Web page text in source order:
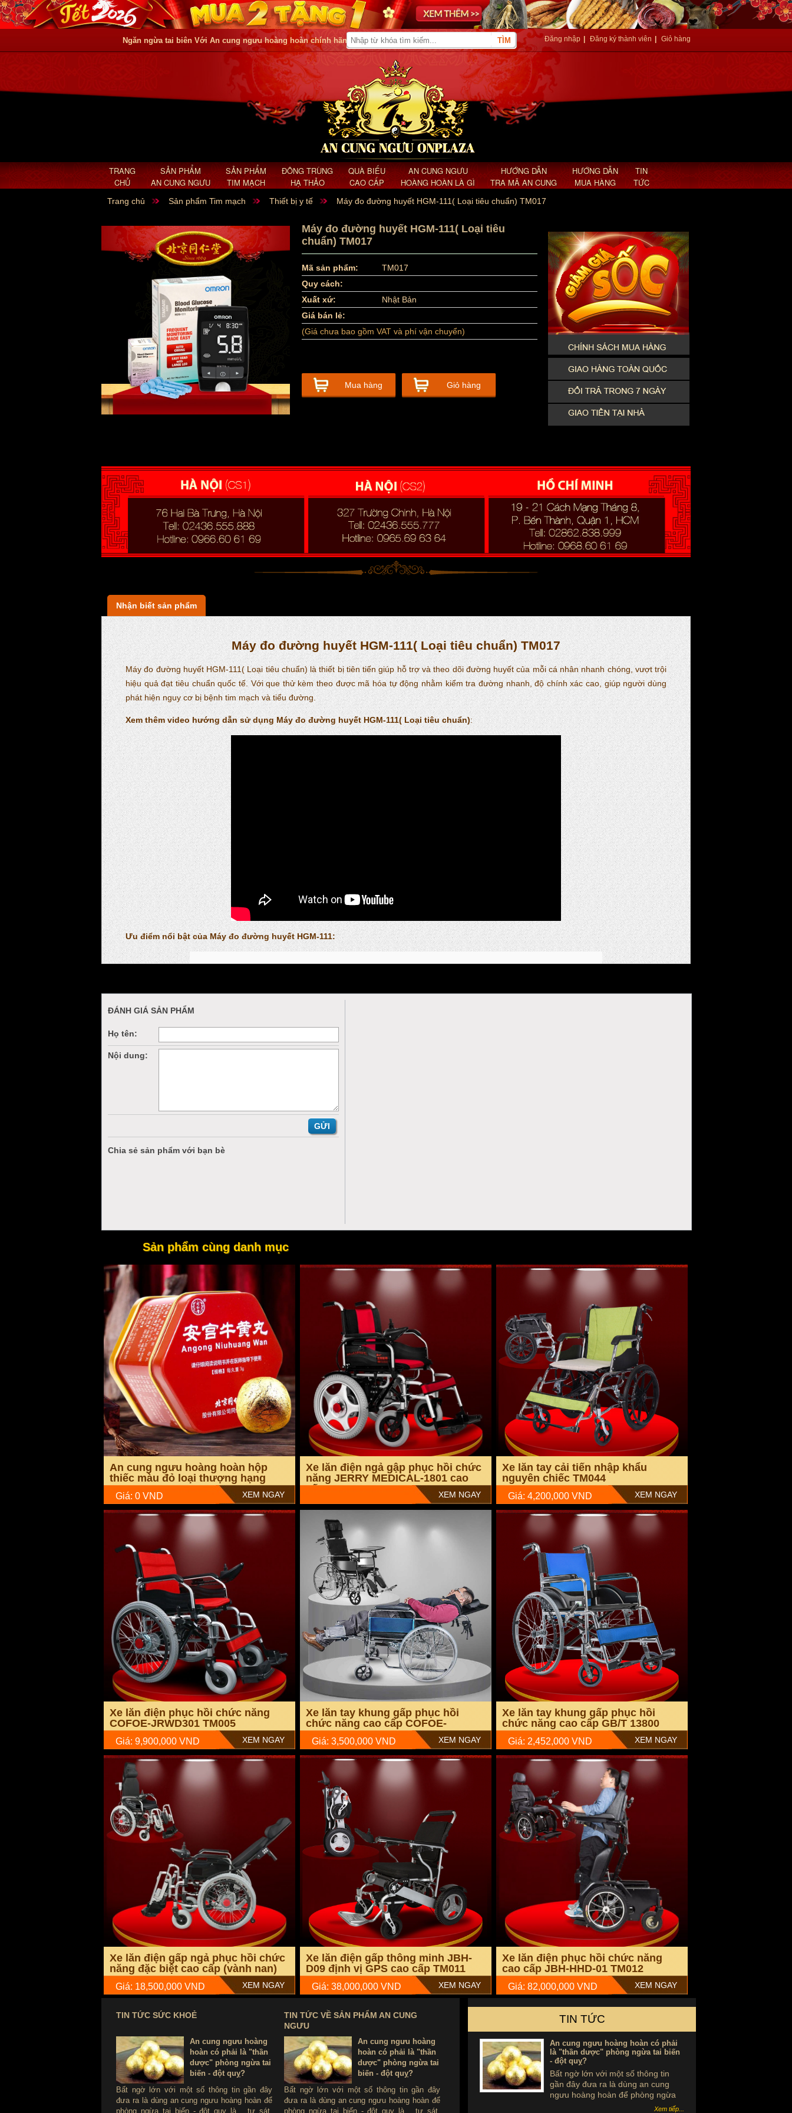
Ngăn ngừa tai biên Với An cung ngưu hoàng hoàn chính hãng Đăng nhập Đăng ký thành viên Giỏ hàng
TRANG
CHỦ
SẢN PHẨM
AN CUNG NGƯU
SẢN PHẨM
TIM MẠCH
ĐÔNG TRÙNG
HẠ THẢO
QUÀ BIẾU
CAO CẤP
AN CUNG NGƯU
HOÀNG HOÀN LÀ GÌ
HƯỚNG DẪN
TRA MÃ AN CUNG
HƯỚNG DẪN
MUA HÀNG
TIN
TỨC
Trang chủ Sản phẩm Tim mạch Thiết bị y tế Máy đo đường huyết HGM-111( Loại tiêu chuẩn) TM017
Máy đo đường huyết HGM-111( Loại tiêu
chuẩn) TM017
Mã sản phẩm:
TM017
Quy cách:
Xuất xứ:
Nhật Bản
Giá bán lẻ:
(Giá chưa bao gồm VAT và phí vận chuyển)
Mua hàng Giỏ hàng
Nhận biết sản phẩm
Máy đo đường huyết HGM-111( Loại tiêu chuẩn) TM017
Máy đo đường huyết HGM-111( Loại tiêu chuẩn) là thiết bị tiên tiến giúp hỗ trợ và theo dõi đường huyết của mỗi cá nhân nhanh chóng, vượt trội
hiệu quả đạt tiêu chuẩn quốc tế. Với que thử kèm theo được mã hóa tự động nhằm kiểm tra đường nhanh, độ chính xác cao, giúp người dùng
phát hiện nguy cơ bị bệnh tim mạch và tiểu đường.
Xem thêm video hướng dẫn sử dụng Máy đo đường huyết HGM-111( Loại tiêu chuẩn):
Ưu điểm nổi bật của Máy đo đường huyết HGM-111:
- Chỉ cần một mẫu máu nhỏ để đo.
- Đọc kết quả dễ dàng nhờ đèn màn hình.
- Khi que hỏng hoặc quá hạn, đã qua sử dụng sẽ có đèn báo lỗi.
- Theo dõi kết quả dễ dàng: có thể cài chế trước hoặc sau khi ăn.
- Bộ nhớ lớn lưu được 512 kết quả với ngày, giờ đo.
- Có thể tải qua máy tính nhờ cổng USB.
- Có nắp trượt để đảm bảo an toàn cho que thử.
Thông số kỹ thuật:
Một số hình ảnh chi tiết của sản phẩm:
ĐÁNH GIÁ SẢN PHẨM
Họ tên:
Nội dung:
Chia sẻ sản phẩm với bạn bè
Sản phẩm cùng danh mục
An cung ngưu hoàng hoàn hộp
thiếc màu đỏ loại thượng hạng
A016
Giá: 0 VND XEM NGAY
Xe lăn điện ngả gập phục hồi chức
năng JERRY MEDICAL-1801 cao
cấp TM004
XEM NGAY
Xe lăn tay cải tiến nhập khẩu
nguyên chiếc TM044
Giá: 4,200,000 VND XEM NGAY
Xe lăn điện phục hồi chức năng
COFOE-JRWD301 TM005
Giá: 9,900,000 VND XEM NGAY
Xe lăn tay khung gấp phục hồi
chức năng cao cấp COFOE-
JRWD301 TM006
Giá: 3,500,000 VND XEM NGAY
Xe lăn tay khung gấp phục hồi
chức năng cao cấp GB/T 13800
TM022
Giá: 2,452,000 VND XEM NGAY
Xe lăn điện gấp ngả phục hồi chức
năng đặc biệt cao cấp (vành nan)
TM036N
Giá: 18,500,000 VND XEM NGAY
Xe lăn điện gấp thông minh JBH-
D09 định vị GPS cao cấp TM011
Giá: 38,000,000 VND XEM NGAY
Xe lăn điện phục hồi chức năng
cao cấp JBH-HHD-01 TM012
Giá: 82,000,000 VND XEM NGAY
TIN TỨC SỨC KHOẺ
An cung ngưu hoàng
hoàn có phải là "thần
dược" phòng ngừa tai
biến - đột quỵ?
Bất ngờ lớn với một số thông tin gần đây
đưa ra là dùng an cung ngưu hoàng hoàn để
phòng ngừa tai biến - đột quỵ là ...tự sát.
TIN TỨC VỀ SẢN PHẨM AN CUNG
NGƯU
An cung ngưu hoàng
hoàn có phải là "thần
dược" phòng ngừa tai
biến - đột quỵ?
Bất ngờ lớn với một số thông tin gần đây
đưa ra là dùng an cung ngưu hoàng hoàn để
phòng ngừa tai biến - đột quỵ là ...tự sát.
TIN TỨC
An cung ngưu hoàng hoàn có phải
là "thần dược" phòng ngừa tai biến
- đột quỵ?
Bất ngờ lớn với một số thông tin
gần đây đưa ra là dùng an cung
ngưu hoàng hoàn để phòng ngừa
tai biến - đột quỵ là ...tự sát. Thực
Xem tiếp...